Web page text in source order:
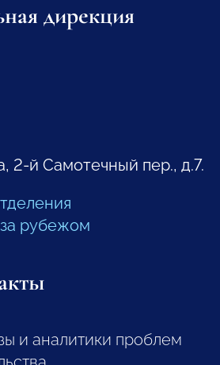
дирекция
2-й Самотечный пер., д.7.
рубежом
и аналитики проблем